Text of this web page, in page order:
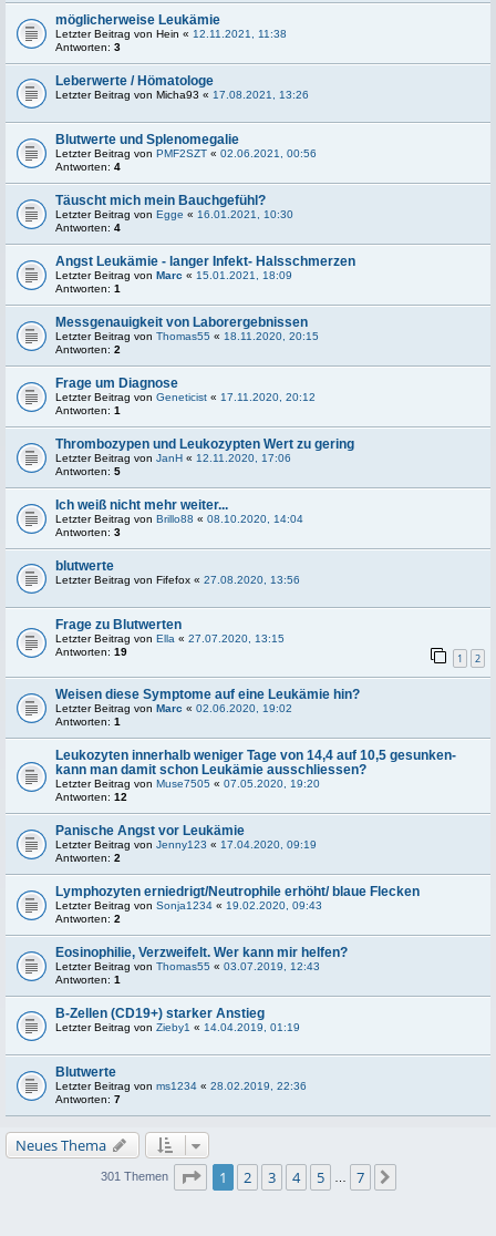
möglicherweise Leukämie
Letzter Beitrag von Hein « 12.11.2021, 11:38
Antworten: 3
Leberwerte / Hömatologe
Letzter Beitrag von Micha93 « 17.08.2021, 13:26
Blutwerte und Splenomegalie
Letzter Beitrag von PMF2SZT « 02.06.2021, 00:56
Antworten: 4
Täuscht mich mein Bauchgefühl?
Letzter Beitrag von Egge « 16.01.2021, 10:30
Antworten: 4
Angst Leukämie - langer Infekt- Halsschmerzen
Letzter Beitrag von Marc « 15.01.2021, 18:09
Antworten: 1
Messgenauigkeit von Laborergebnissen
Letzter Beitrag von Thomas55 « 18.11.2020, 20:15
Antworten: 2
Frage um Diagnose
Letzter Beitrag von Geneticist « 17.11.2020, 20:12
Antworten: 1
Thrombozypen und Leukozypten Wert zu gering
Letzter Beitrag von JanH « 12.11.2020, 17:06
Antworten: 5
Ich weiß nicht mehr weiter...
Letzter Beitrag von Brillo88 « 08.10.2020, 14:04
Antworten: 3
blutwerte
Letzter Beitrag von Fifefox « 27.08.2020, 13:56
Frage zu Blutwerten
Letzter Beitrag von Ella « 27.07.2020, 13:15
Antworten: 19 1 2
Weisen diese Symptome auf eine Leukämie hin?
Letzter Beitrag von Marc « 02.06.2020, 19:02
Antworten: 1
Leukozyten innerhalb weniger Tage von 14,4 auf 10,5 gesunken-
kann man damit schon Leukämie ausschliessen?
Letzter Beitrag von Muse7505 « 07.05.2020, 19:20
Antworten: 12
Panische Angst vor Leukämie
Letzter Beitrag von Jenny123 « 17.04.2020, 09:19
Antworten: 2
Lymphozyten erniedrigt/Neutrophile erhöht/ blaue Flecken
Letzter Beitrag von Sonja1234 « 19.02.2020, 09:43
Antworten: 2
Eosinophilie, Verzweifelt. Wer kann mir helfen?
Letzter Beitrag von Thomas55 « 03.07.2019, 12:43
Antworten: 1
B-Zellen (CD19+) starker Anstieg
Letzter Beitrag von Zieby1 « 14.04.2019, 01:19
Blutwerte
Letzter Beitrag von ms1234 « 28.02.2019, 22:36
Antworten: 7
Neues Thema
301 Themen Seite von
1 2 3 4 5 7